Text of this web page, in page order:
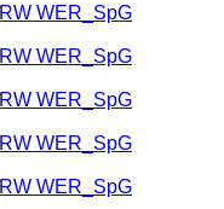
RW WER_SpG
RW WER_SpG
RW WER_SpG
RW WER_SpG
RW WER_SpG